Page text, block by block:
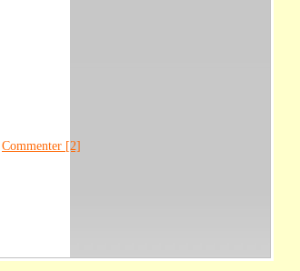
Commenter [2]